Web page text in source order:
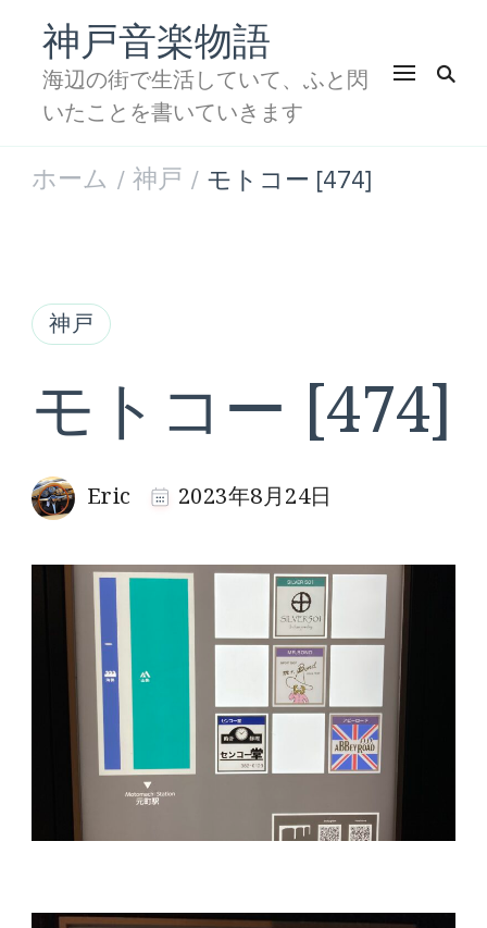
神戸音楽物語
海辺の街で生活していて、ふと閃
いたことを書いていきます
ホーム / 神戸 / モトコー [474]
神戸
モトコー [474]
Eric 2023年8月24日